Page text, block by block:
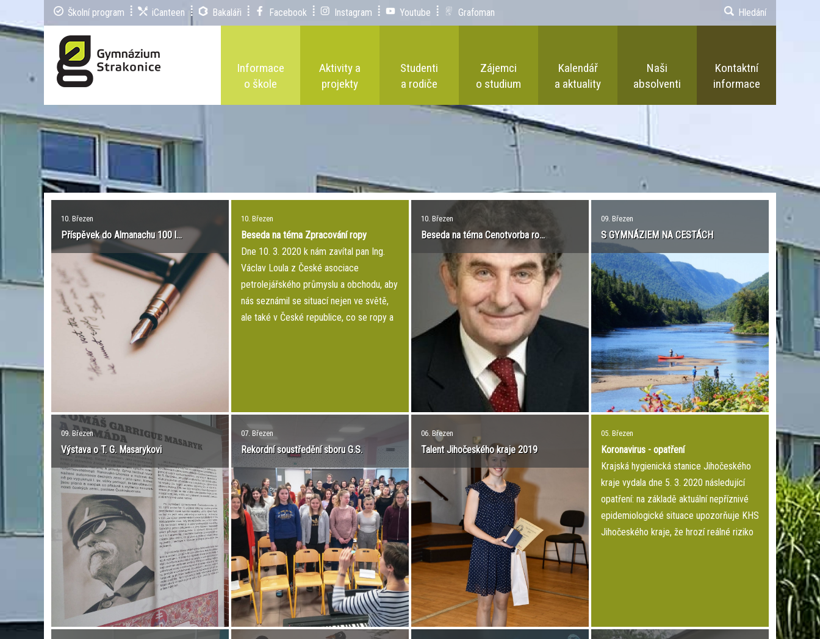
Školní program iCanteen Bakaláři Facebook Instagram Youtube Grafoman Hledání
Informace
o škole
Aktivity a
projekty
Studenti
a rodiče
Zájemci
o studium
Kalendář
a aktuality
Naši
absolventi
Kontaktní
informace
10. Březen
Příspěvek do Almanachu 100 l...
10. Březen
Beseda na téma Zpracování ropy
Dne 10. 3. 2020 k nám zavítal pan Ing.
Václav Loula z České asociace
petrolejářského průmyslu a obchodu, aby
nás seznámil se situací nejen ve světě,
ale také v České republice, co se ropy a
10. Březen
Beseda na téma Cenotvorba ro...
09. Březen
S GYMNÁZIEM NA CESTÁCH
09. Březen
Výstava o T. G. Masarykovi
07. Březen
Rekordní soustředění sboru G.S.
06. Březen
Talent Jihočeského kraje 2019
05. Březen
Koronavirus - opatření
Krajská hygienická stanice Jihočeského
kraje vydala dne 5. 3. 2020 následující
opatření: na základě aktuální nepříznivé
epidemiologické situace upozorňuje KHS
Jihočeského kraje, že hrozí reálné riziko